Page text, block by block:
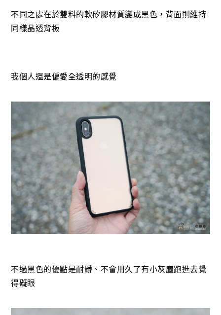
不同之處在於雙料的軟矽膠材質變成黑色，背面則維持
同樣晶透背板
我個人還是偏愛全透明的感覺
不過黑色的優點是耐髒、不會用久了有小灰塵跑進去覺
得礙眼